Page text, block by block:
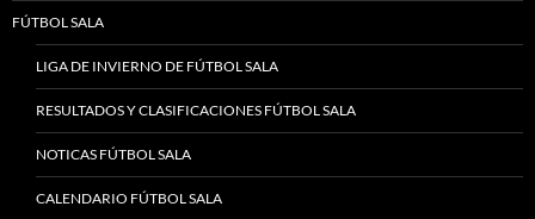
FÚTBOL SALA
LIGA DE INVIERNO DE FÚTBOL SALA
RESULTADOS Y CLASIFICACIONES FÚTBOL SALA
NOTICAS FÚTBOL SALA
CALENDARIO FÚTBOL SALA